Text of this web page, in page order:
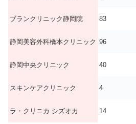
ブランクリニック静岡院 83
静岡美容外科橋本クリニック 96
静岡中央クリニック 40
スキンケアクリニック 4
ラ・クリニカ シズオカ 14